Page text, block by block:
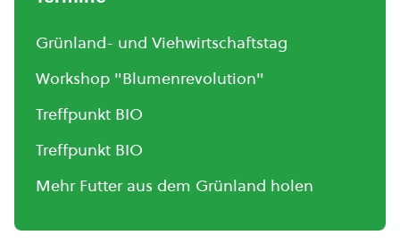
Grünland- und Viehwirtschaftstag
Workshop "Blumenrevolution"
Treffpunkt BIO
Treffpunkt BIO
Mehr Futter aus dem Grünland holen